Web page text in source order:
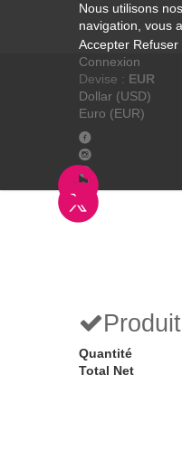
Nous utilisons
navigation, vous
Accepter Refuser
Connexion
Devise : EUR
Dollar (USD)
Euro (EUR)
Quantité
Total Net